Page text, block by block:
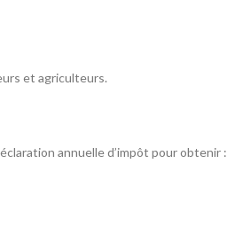
et agriculteurs.
annuelle d’impôt pour obtenir :